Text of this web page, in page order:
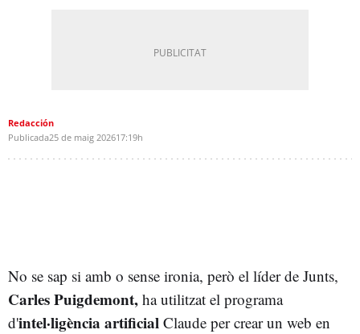
Redacción
Publicada25 de maig 202617:19h
No se sap si amb o sense ironia, però el líder de Junts,
Carles Puigdemont, ha utilitzat el programa
d'intel·ligència artificial Claude per crear un web en